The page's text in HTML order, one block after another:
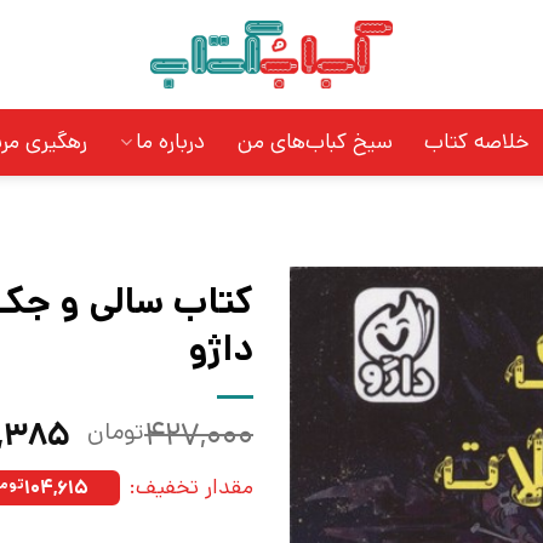
خلاصه کتاب سیخ کباب‌های من درباره ما رهگیری
کتاب سالی و
داژو
۴۲۷,۰۰۰تومان
مقدار تخفیف: ۱۰۴,۶۱۵